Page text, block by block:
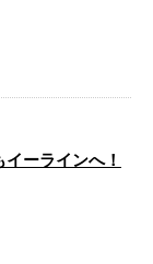
ーラインへ！